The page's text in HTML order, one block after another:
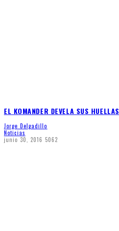
EL KOMANDER DEVELA SUS HUELLAS
Jorge Delgadillo
Noticias
junio 30, 2016 5062